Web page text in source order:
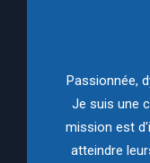
Passionnée,
Je suis une
mission est
atteindre